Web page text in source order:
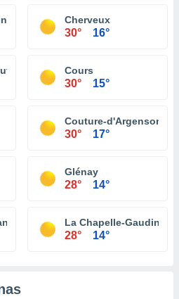
Denis Cherveux
30° 16°
Cours
30° 15°
Couture-d'Argenson
30° 17°
Glénay
28° 14°
La Chapelle-Gaudin
28° 14°